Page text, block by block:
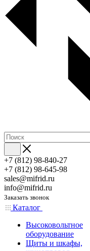
+7 (812) 98-840-27
+7 (812) 98-645-98
sales@mifrid.ru
info@mifrid.ru
Заказать звонок
Каталог
Высоковольтное
оборудование
Щиты и шкафы,